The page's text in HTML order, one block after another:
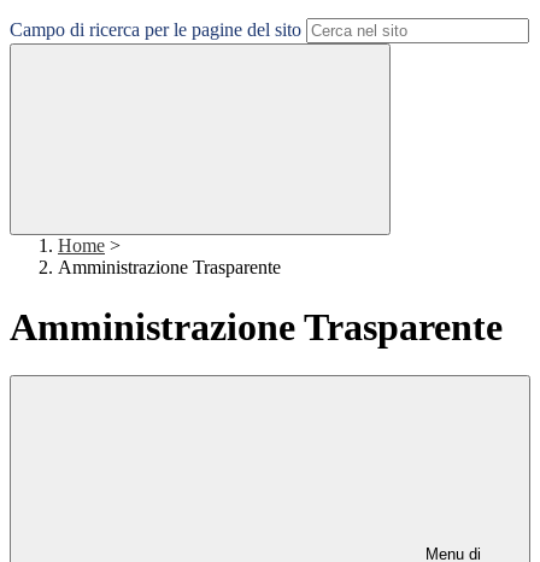
Campo di ricerca per le pagine del sito
Home >
Amministrazione Trasparente
Amministrazione Trasparente
Menu di